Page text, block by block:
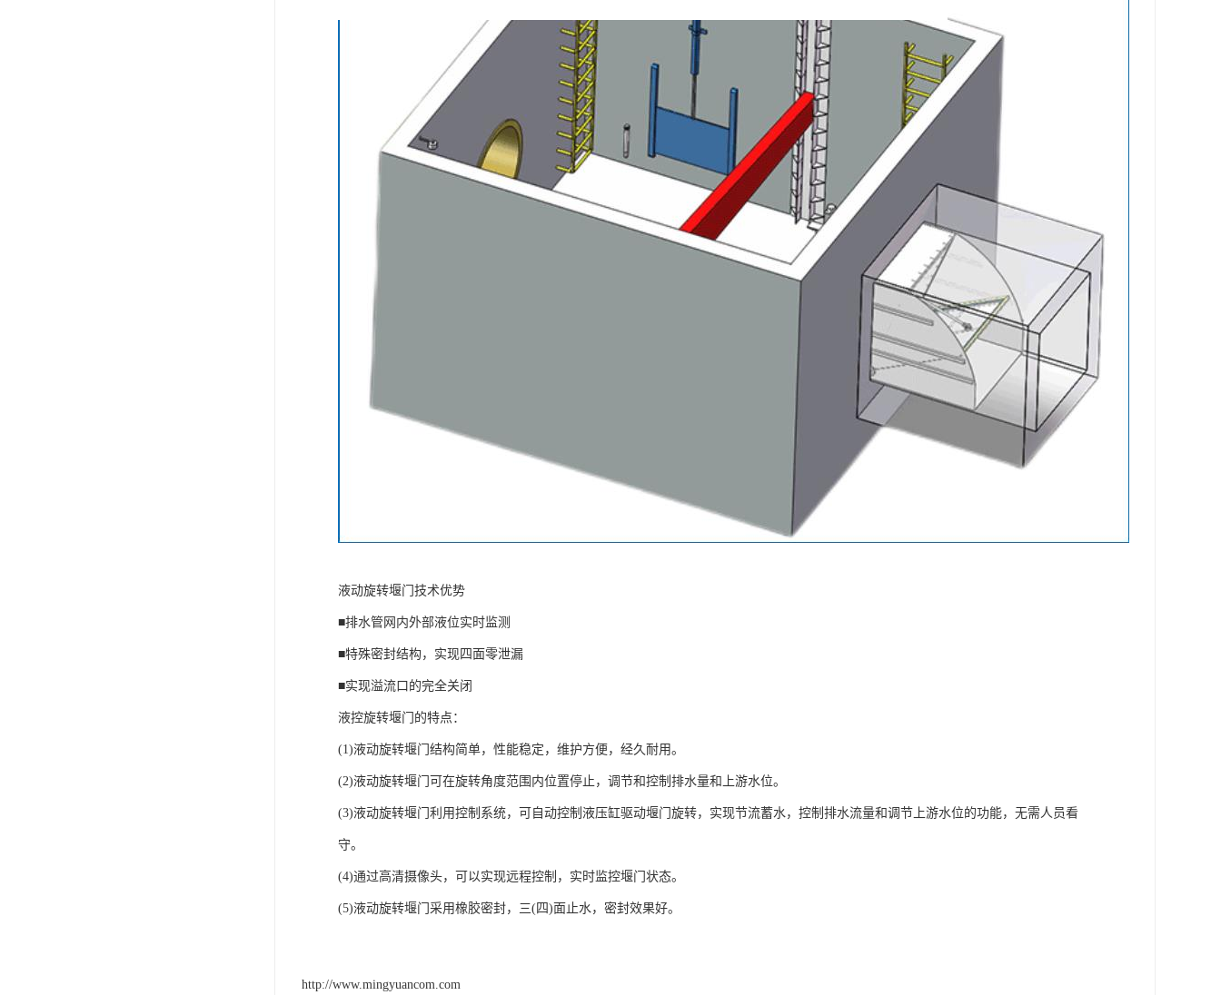
液动旋转堰门技术优势
■排水管网内外部液位实时监测
■特殊密封结构，实现四面零泄漏
■实现溢流口的完全关闭
液控旋转堰门的特点：
(1)液动旋转堰门结构简单，性能稳定，维护方便，经久耐用。
(2)液动旋转堰门可在旋转角度范围内位置停止，调节和控制排水量和上游水位。
(3)液动旋转堰门利用控制系统，可自动控制液压缸驱动堰门旋转，实现节流蓄水，控制排水流量和调节上游水位的功能，无需人员看
守。
(4)通过高清摄像头，可以实现远程控制，实时监控堰门状态。
(5)液动旋转堰门采用橡胶密封，三(四)面止水，密封效果好。
http://www.mingyuancom.com